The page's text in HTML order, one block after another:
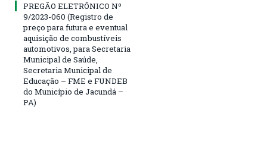
PREGÃO ELETRÔNICO Nº
9/2023-060 (Registro de
preço para futura e eventual
aquisição de combustíveis
automotivos, para Secretaria
Municipal de Saúde,
Secretaria Municipal de
Educação – FME e FUNDEB
do Município de Jacundá –
PA)